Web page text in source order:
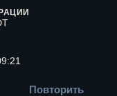
Повторить